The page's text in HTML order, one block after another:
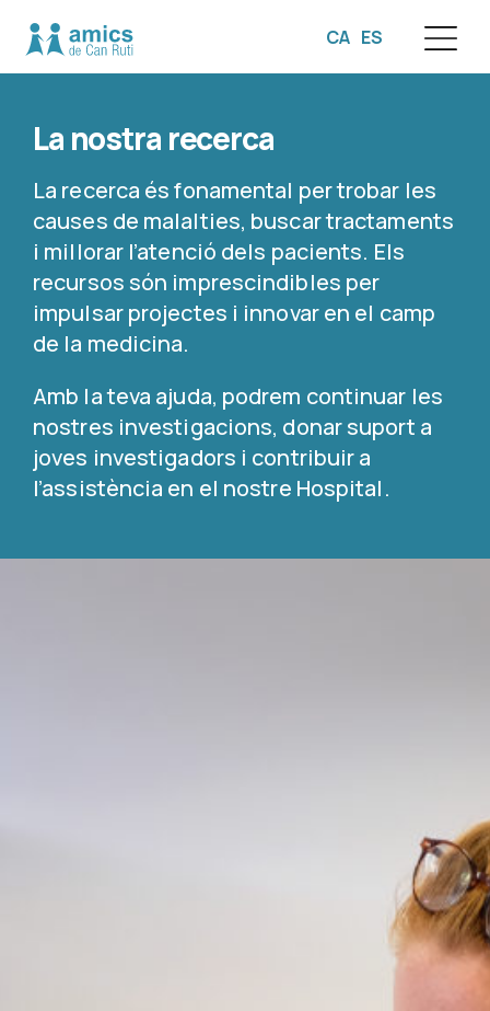
CA ES
La nostra recerca
La recerca és fonamental per trobar les
causes de malalties, buscar tractaments
i millorar l’atenció dels pacients. Els
recursos són imprescindibles per
impulsar projectes i innovar en el camp
de la medicina.
Amb la teva ajuda, podrem continuar les
nostres investigacions, donar suport a
joves investigadors i contribuir a
l’assistència en el nostre Hospital.